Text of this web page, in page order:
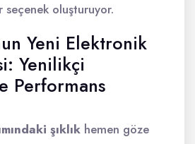
oluşturuyor.
Yeni Elektronik
Yenilikçi
Performans
şıklık hemen göze